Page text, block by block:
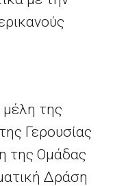
της
Γερουσίας
της Ομάδας
Δράση